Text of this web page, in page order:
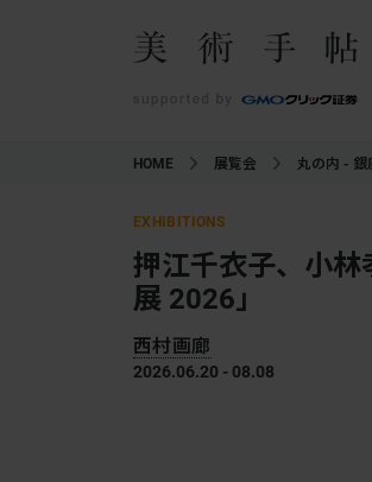
HOME 展覧会 丸の内 - 銀
EXHIBITIONS
押江千衣子、小
展 2026」
西村画廊
2026.06.20 - 08.08